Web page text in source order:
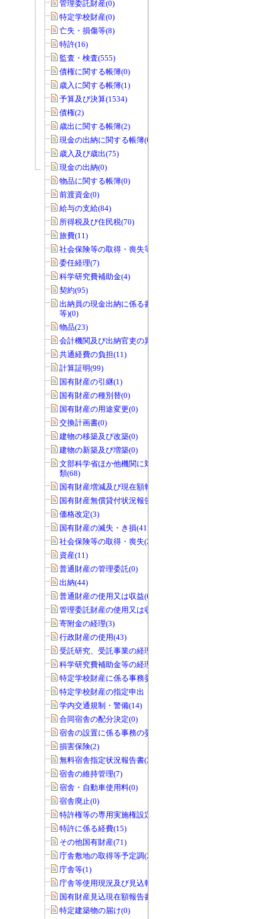
管理委託財産(0)
特定学校財産(0)
亡失・損傷等(8)
特許(16)
監査・検査(555)
債権に関する帳簿(0)
歳入に関する帳簿(1)
予算及び決算(1534)
債権(2)
歳出に関する帳簿(2)
現金の出納に関する帳簿(0)
歳入及び歳出(75)
現金の出納(0)
物品に関する帳簿(0)
前渡資金(0)
給与の支給(84)
所得税及び住民税(70)
旅費(11)
社会保険等の取得・喪失等(0)
委任経理(7)
科学研究費補助金(4)
契約(95)
出納員の現金出納に係る書類(交付伝票
等)(0)
物品(23)
会計機関及び出納官吏の異動(0)
共通経費の負担(11)
計算証明(99)
国有財産の引継(1)
国有財産の種別替(0)
国有財産の用途変更(0)
交換計画書(0)
建物の移築及び改築(0)
建物の新築及び増築(0)
文部科学省ほか他機関に対する報告書
類(68)
国有財産増減及び現在額報告書(32)
国有財産無償貸付状況報告書(0)
価格改定(3)
国有財産の滅失・き損(41)
社会保険等の取得・喪失(25)
資産(11)
普通財産の管理委託(0)
出納(44)
普通財産の使用又は収益(0)
管理委託財産の使用又は収益(0)
寄附金の経理(3)
行政財産の使用(43)
受託研究、受託事業の経理(12)
科学研究費補助金等の経理(5)
特定学校財産に係る事務委任の承認(0)
特定学校財産の指定申出・協議(0)
学内交通規制・警備(14)
合同宿舎の配分決定(0)
宿舎の設置に係る事務の委任(0)
損害保険(2)
無料宿舎指定状況報告書(2)
宿舎の維持管理(7)
宿舎・自動車使用料(0)
宿舎廃止(0)
特許権等の専用実施権設定(22)
特許に係る経費(15)
その他国有財産(71)
庁舎敷地の取得等予定調(22)
庁舎等(1)
庁舎等使用現況及び見込報告書(0)
国有財産見込現在額報告書(1)
特定建築物の届け(0)